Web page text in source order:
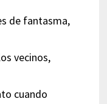
de fantasma,
vecinos,
cuando